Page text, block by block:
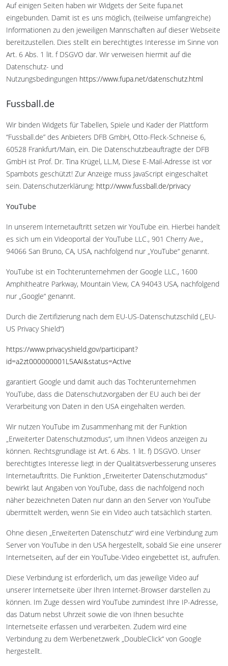
Auf einigen Seiten haben wir Widgets der Seite fupa.net
eingebunden. Damit ist es uns möglich, (teilweise umfangreiche)
Informationen zu den jeweiligen Mannschaften auf dieser Webseite
bereitzustellen. Dies stellt ein berechtigtes Interesse im Sinne von
Art. 6 Abs. 1 lit. f DSGVO dar. Wir verweisen hiermit auf die
Datenschutz- und
Nutzungsbedingungen https://www.fupa.net/datenschutz.html
Fussball.de
Wir binden Widgets für Tabellen, Spiele und Kader der Plattform
“Fussball.de” des Anbieters DFB GmbH, Otto-Fleck-Schneise 6,
60528 Frankfurt/Main, ein. Die Datenschutzbeauftragte der DFB
GmbH ist Prof. Dr. Tina Krügel, LL.M, Diese E-Mail-Adresse ist vor
Spambots geschützt! Zur Anzeige muss JavaScript eingeschaltet
sein. Datenschutzerklärung: http://www.fussball.de/privacy
YouTube
In unserem Internetauftritt setzen wir YouTube ein. Hierbei handelt
es sich um ein Videoportal der YouTube LLC., 901 Cherry Ave.,
94066 San Bruno, CA, USA, nachfolgend nur „YouTube“ genannt.
YouTube ist ein Tochterunternehmen der Google LLC., 1600
Amphitheatre Parkway, Mountain View, CA 94043 USA, nachfolgend
nur „Google“ genannt.
Durch die Zertifizierung nach dem EU-US-Datenschutzschild („EU-
US Privacy Shield“)
https://www.privacyshield.gov/participant?
id=a2zt000000001L5AAI&status=Active
garantiert Google und damit auch das Tochterunternehmen
YouTube, dass die Datenschutzvorgaben der EU auch bei der
Verarbeitung von Daten in den USA eingehalten werden.
Wir nutzen YouTube im Zusammenhang mit der Funktion
„Erweiterter Datenschutzmodus“, um Ihnen Videos anzeigen zu
können. Rechtsgrundlage ist Art. 6 Abs. 1 lit. f) DSGVO. Unser
berechtigtes Interesse liegt in der Qualitätsverbesserung unseres
Internetauftritts. Die Funktion „Erweiterter Datenschutzmodus“
bewirkt laut Angaben von YouTube, dass die nachfolgend noch
näher bezeichneten Daten nur dann an den Server von YouTube
übermittelt werden, wenn Sie ein Video auch tatsächlich starten.
Ohne diesen „Erweiterten Datenschutz“ wird eine Verbindung zum
Server von YouTube in den USA hergestellt, sobald Sie eine unserer
Internetseiten, auf der ein YouTube-Video eingebettet ist, aufrufen.
Diese Verbindung ist erforderlich, um das jeweilige Video auf
unserer Internetseite über Ihren Internet-Browser darstellen zu
können. Im Zuge dessen wird YouTube zumindest Ihre IP-Adresse,
das Datum nebst Uhrzeit sowie die von Ihnen besuchte
Internetseite erfassen und verarbeiten. Zudem wird eine
Verbindung zu dem Werbenetzwerk „DoubleClick“ von Google
hergestellt.